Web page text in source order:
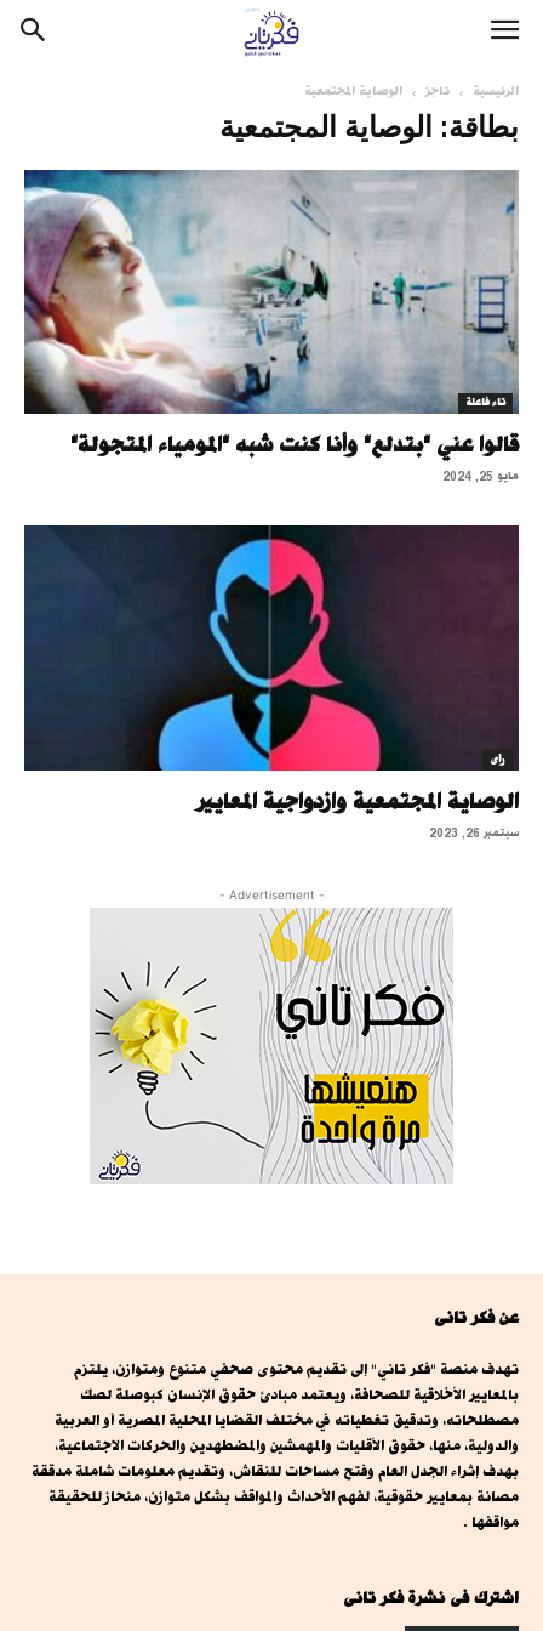
الرئيسية تاجز الوصاية المجتمعية
بطاقة: الوصاية المجتمعية
تاء فاعلة
قالوا عني "بتدلع" وأنا كنت شبه "المومياء المتجولة"
مايو 25, 2024
رأى
الوصاية المجتمعية وازدواجية المعايير
سبتمبر 26, 2023
- Advertisement -
عن فكر تانى
تهدف منصة "فكر تاني" إلى تقديم محتوى صحفي متنوع ومتوازن، يلتزم
بالمعايير الأخلاقية للصحافة، ويعتمد مبادئ حقوق الإنسان كبوصلة لصك
مصطلحاته، وتدقيق تغطياته في مختلف القضايا المحلية المصرية أو العربية
والدولية، منها، حقوق الأقليات والمهمشين والمضطهدين والحركات الاجتماعية،
بهدف إثراء الجدل العام وفتح مساحات للنقاش، وتقديم معلومات شاملة مدققة
مصانة بمعايير حقوقية، لفهم الأحداث والمواقف بشكل متوازن، منحاز للحقيقة
مواقفها .
اشترك فى نشرة فكر تانى